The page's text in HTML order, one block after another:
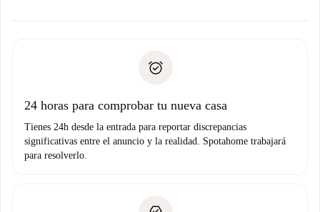
Prueba de solvencia
no nos comunicas ningún problema.
24 horas para comprobar tu nueva casa
Tienes 24h desde la entrada para reportar discrepancias
significativas entre el anuncio y la realidad. Spotahome trabajará
para resolverlo.